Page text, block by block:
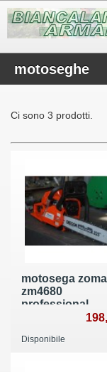
motoseghe
Ci sono 3 prodotti.
motosega
zm4680
professional
Disponibile